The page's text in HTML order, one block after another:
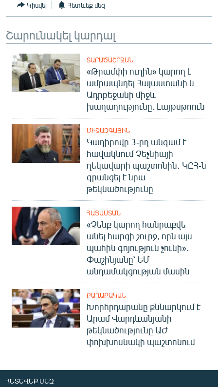
ՄԵԿՆԱԲԱՆՈՒԹՅՈՒՆ
ԿՈՐՈՆԱՎԻՐՈՒՍ
ԱՐԽԻՎ
ՏԵՍԱՆՅՈՒԹԵՐ
ՁԳՏԵԼՈՎ ԼԱՎԱԳՈՒՅՆԻՆ
ՓՈԴՔԱՍԹ
Հայերեն
ՀԵՏԵՎԵՔ ՄԵԶ
«Ազատության» բոլոր կայքերը
Կիսվել Հետևեք մեզ
Շարունակել կարդալ
ՏԱՐԱԾԱՇՐՋԱՆ
«Թրամփի ուղին» կարող է
ամրապնդել Հայաստանի և
Ադրբեջանի միջև
խաղաղությունը. Լայթսթոուն
ՄԻՋԱԶԳԱՅԻՆ
Կադիրովը 3-րդ անգամ է
հավակնում Չեչնիայի
ղեկավարի պաշտոնին․ ԿԸՀ-ն
գրանցել է նրա
թեկնածությունը
ՀԱՅԱՍՏԱՆ
«Չենք կարող հանրաքվե
անել հարցի շուրջ, որն այս
պահին գոյություն չունի»․
Փաշինյանը՝ ԵՄ
անդամակցության մասին
ՔԱՂԱՔԱԿԱՆ
Խորհրդարանը քննարկում է
Արամ Վարդևանյանի
թեկնածությունը ԱԺ
փոխխոսնակի պաշտոնում
ՀԵՏԵՎԵՔ ՄԵԶ